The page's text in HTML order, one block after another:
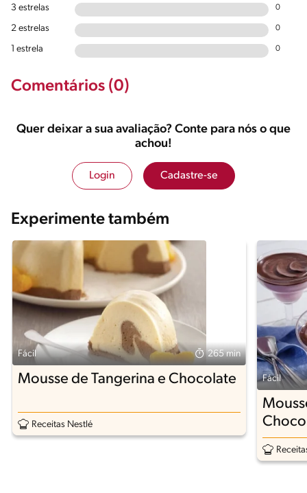
3 estrelas 0
2 estrelas 0
1 estrela 0
Comentários (0)
Quer deixar a sua avaliação? Conte para nós o que
achou!
Login Cadastre-se
Experimente também
Fácil 265 min
Mousse de Tangerina e Chocolate
Receitas Nestlé
Fácil